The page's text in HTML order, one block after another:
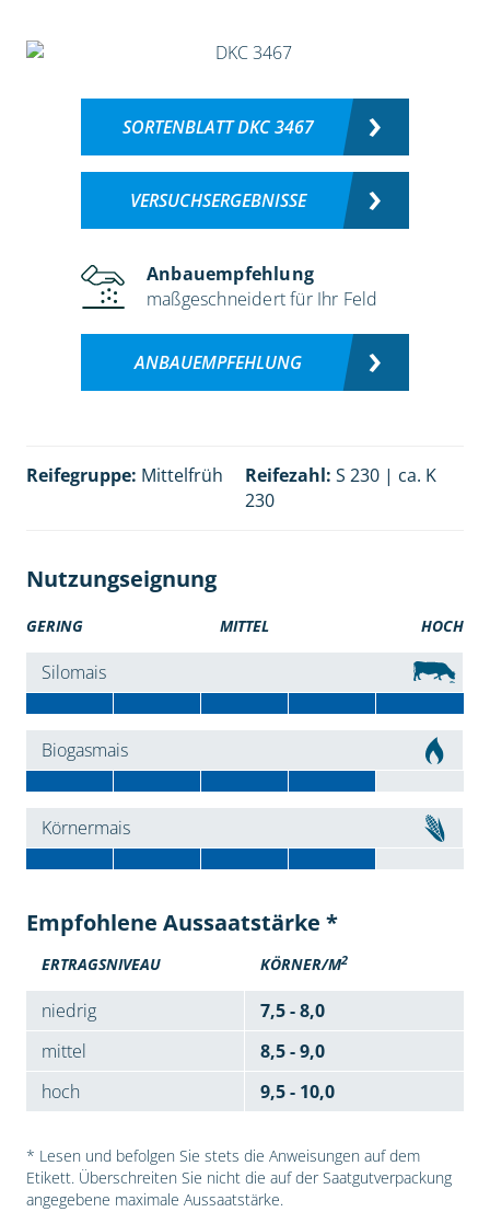
SORTENBLATT DKC 3467
VERSUCHSERGEBNISSE
Anbauempfehlung
maßgeschneidert für Ihr Feld
ANBAUEMPFEHLUNG
Reifegruppe: Mittelfrüh Reifezahl: S 230 | ca. K
230
Nutzungseignung
GERING MITTEL HOCH
Silomais
Biogasmais
Körnermais
Empfohlene Aussaatstärke *
ERTRAGSNIVEAU KÖRNER/M2
niedrig
7,5 - 8,0
mittel
8,5 - 9,0
hoch
9,5 - 10,0
* Lesen und befolgen Sie stets die Anweisungen auf dem
Etikett. Überschreiten Sie nicht die auf der Saatgutverpackung
angegebene maximale Aussaatstärke.